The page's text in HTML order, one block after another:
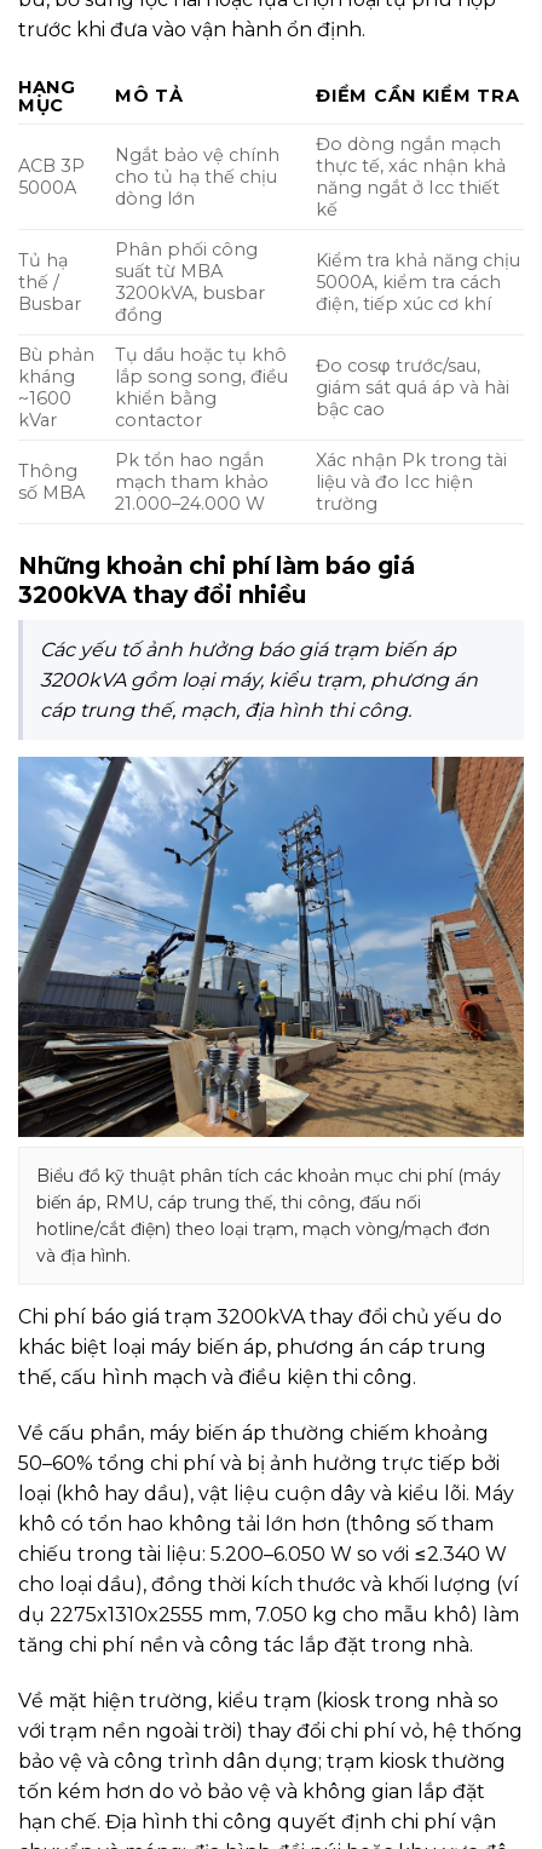
trước khi đưa vào vận hành ổn định.
HẠNG
MỤC
MÔ TẢ ĐIỂM CẦN KIỂM TRA
ACB 3P
5000A
Ngắt bảo vệ chính
cho tủ hạ thế chịu
dòng lớn
Đo dòng ngắn mạch
thực tế, xác nhận khả
năng ngắt ở Icc thiết
kế
Tủ hạ
thế /
Busbar
Phân phối công
suất từ MBA
3200kVA, busbar
đồng
Kiểm tra khả năng chịu
5000A, kiểm tra cách
điện, tiếp xúc cơ khí
Bù phản
kháng
~1600
kVar
Tụ dầu hoặc tụ khô
lắp song song, điều
khiển bằng
contactor
Đo cosφ trước/sau,
giám sát quá áp và hài
bậc cao
Thông
số MBA
Pk tổn hao ngắn
mạch tham khảo
21.000–24.000 W
Xác nhận Pk trong tài
liệu và đo Icc hiện
trường
Những khoản chi phí làm báo giá
3200kVA thay đổi nhiều
Các yếu tố ảnh hưởng báo giá trạm biến áp
3200kVA gồm loại máy, kiểu trạm, phương án
cáp trung thế, mạch, địa hình thi công.
Biểu đồ kỹ thuật phân tích các khoản mục chi phí (máy
biến áp, RMU, cáp trung thế, thi công, đấu nối
hotline/cắt điện) theo loại trạm, mạch vòng/mạch đơn
và địa hình.
Chi phí báo giá trạm 3200kVA thay đổi chủ yếu do
khác biệt loại máy biến áp, phương án cáp trung
thế, cấu hình mạch và điều kiện thi công.
Về cấu phần, máy biến áp thường chiếm khoảng
50–60% tổng chi phí và bị ảnh hưởng trực tiếp bởi
loại (khô hay dầu), vật liệu cuộn dây và kiểu lõi. Máy
khô có tổn hao không tải lớn hơn (thông số tham
chiếu trong tài liệu: 5.200–6.050 W so với ≤2.340 W
cho loại dầu), đồng thời kích thước và khối lượng (ví
dụ 2275x1310x2555 mm, 7.050 kg cho mẫu khô) làm
tăng chi phí nền và công tác lắp đặt trong nhà.
Về mặt hiện trường, kiểu trạm (kiosk trong nhà so
với trạm nền ngoài trời) thay đổi chi phí vỏ, hệ thống
bảo vệ và công trình dân dụng; trạm kiosk thường
tốn kém hơn do vỏ bảo vệ và không gian lắp đặt
hạn chế. Địa hình thi công quyết định chi phí vận